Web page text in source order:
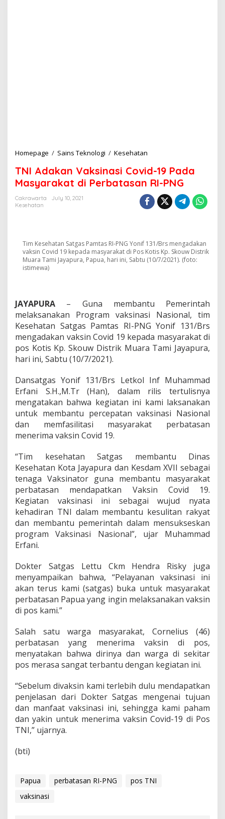
Homepage / Sains Teknologi / Kesehatan
I
A
d
a
k
a
k
s
i
C
o
v
i
d
9
P
a
d
a
M
a
r
a
k
a
t
d
i
P
e
a
t
a
s
a
-
P
N
G
TNI Adakan Vaksinasi Covid-19 Pada
Masyarakat di Perbatasan RI-PNG
Cakrawarta
July 10, 2021
Kesehatan
Tim Kesehatan Satgas Pamtas RI-PNG Yonif 131/Brs mengadakan
vaksin Covid 19 kepada masyarakat di Pos Kotis Kp. Skouw Distrik
Muara Tami Jayapura, Papua, hari ini, Sabtu (10/7/2021). (foto:
istimewa)
JAYAPURA – Guna membantu Pemerintah
melaksanakan Program vaksinasi Nasional, tim
Kesehatan Satgas Pamtas RI-PNG Yonif 131/Brs
mengadakan vaksin Covid 19 kepada masyarakat di
pos Kotis Kp. Skouw Distrik Muara Tami Jayapura,
hari ini, Sabtu (10/7/2021).
Dansatgas Yonif 131/Brs Letkol Inf Muhammad
Erfani S.H.,M.Tr (Han), dalam rilis tertulisnya
mengatakan bahwa kegiatan ini kami laksanakan
untuk membantu percepatan vaksinasi Nasional
dan memfasilitasi masyarakat perbatasan
menerima vaksin Covid 19.
“Tim kesehatan Satgas membantu Dinas
Kesehatan Kota Jayapura dan Kesdam XVII sebagai
tenaga Vaksinator guna membantu masyarakat
perbatasan mendapatkan Vaksin Covid 19.
Kegiatan vaksinasi ini sebagai wujud nyata
kehadiran TNI dalam membantu kesulitan rakyat
dan membantu pemerintah dalam mensukseskan
program Vaksinasi Nasional”, ujar Muhammad
Erfani.
Dokter Satgas Lettu Ckm Hendra Risky juga
menyampaikan bahwa, “Pelayanan vaksinasi ini
akan terus kami (satgas) buka untuk masyarakat
perbatasan Papua yang ingin melaksanakan vaksin
di pos kami.”
Salah satu warga masyarakat, Cornelius (46)
perbatasan yang menerima vaksin di pos,
menyatakan bahwa dirinya dan warga di sekitar
pos merasa sangat terbantu dengan kegiatan ini.
“Sebelum divaksin kami terlebih dulu mendapatkan
penjelasan dari Dokter Satgas mengenai tujuan
dan manfaat vaksinasi ini, sehingga kami paham
dan yakin untuk menerima vaksin Covid-19 di Pos
TNI,” ujarnya.
(bti)
Papua perbatasan RI-PNG
pos TNI
vaksinasi